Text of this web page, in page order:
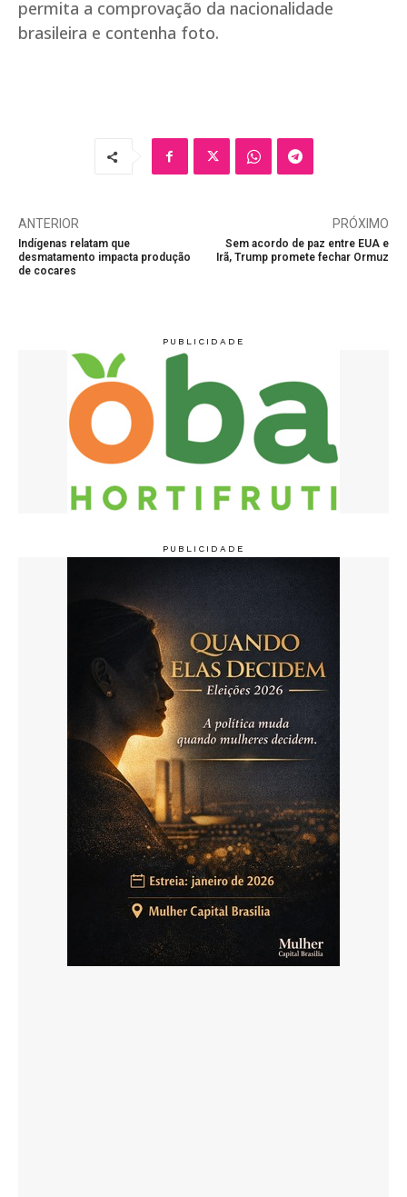
permita a comprovação da nacionalidade
brasileira e contenha foto.
ANTERIOR
Indígenas relatam que
desmatamento impacta produção
de cocares
PRÓXIMO
Sem acordo de paz entre EUA e
Irã, Trump promete fechar Ormuz